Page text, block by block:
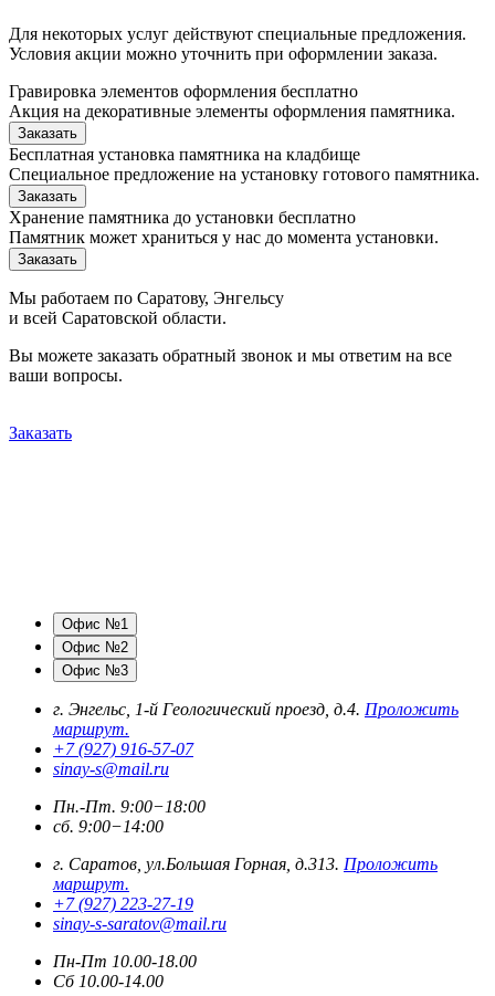
Для некоторых услуг действуют специальные предложения.
Условия акции можно уточнить при оформлении заказа.
Гравировка элементов оформления бесплатно
Акция на декоративные элементы оформления памятника.
Заказать
Бесплатная установка памятника на кладбище
Специальное предложение на установку готового памятника.
Заказать
Хранение памятника до установки бесплатно
Памятник может храниться у нас до момента установки.
Заказать
Мы работаем по Саратову, Энгельсу
и всей Саратовской области.
Вы можете заказать обратный звонок и мы ответим на все
ваши вопросы.
Заказать
Офис №1
Офис №2
Офис №3
г. Энгельс, 1-й Геологический проезд, д.4. Проложить
маршрут.
+7 (927) 916-57-07
sinay-s@mail.ru
Пн.-Пт. 9:00−18:00
сб. 9:00−14:00
г. Саратов, ул.Большая Горная, д.313. Проложить
маршрут.
+7 (927) 223-27-19
sinay-s-saratov@mail.ru
Пн-Пт 10.00-18.00
Сб 10.00-14.00